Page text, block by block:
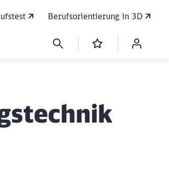
Berufsorientierung in 3D